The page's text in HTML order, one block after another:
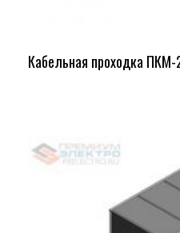
Кабельная проходка